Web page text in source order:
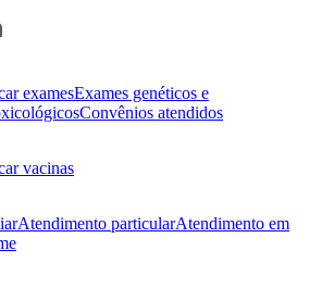
examesExames genéticos e
Convênios atendidos
vacinas
Atendimento particularAtendimento em